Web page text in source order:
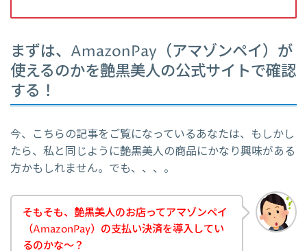
まずは、AmazonPay（アマゾンペイ）が
使えるのかを艶黒美人の公式サイトで確認
する！
今、こちらの記事をご覧になっているあなたは、もしかし
たら、私と同じように艶黒美人の商品にかなり興味がある
方かもしれません。でも、、、。
そもそも、艶黒美人のお店ってアマゾンペイ
（AmazonPay）の支払い決済を導入してい
るのかな～？